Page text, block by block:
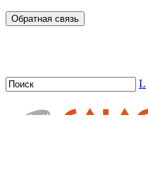
Обратная связь
L